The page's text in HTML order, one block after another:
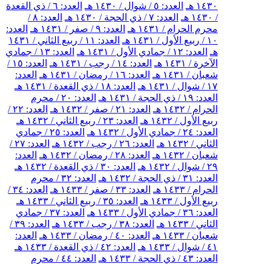
١٤٣٠ هـ
العدد: ٥ / شوال / ١٤٣٠ هـ
العدد: ٦ / ذي القعدة
/ ١٤٣٠ هـ
العدد: ٧ / ذي الحجة / ١٤٣٠ هـ
العدد: ٨ /
محرم الحرام / ١٤٣١ هـ
العدد: ٩ / صفر / ١٤٣١ هـ
العدد:
١٠ / ربيع الأول / ١٤٣١ هـ
العدد: ١١ / ربيع الثاني / ١٤٣١
هـ العدد: ١٢ / جمادي الأول / ١٤٣١ هـ
العدد: ١٣ / جمادي
الآخرة / ١٤٣١ هـ
العدد: ١٤ / رجب / ١٤٣١ هـ
العدد: ١٥ /
شعبان / ١٤٣١ هـ
العدد: ١٦ / رمضان / ١٤٣١ هـ
العدد:
١٧ / شوال / ١٤٣١ هـ
العدد: ١٨ / ذي القعدة / ١٤٣١ هـ
العدد: ١٩ / ذي الحجة / ١٤٣١ هـ
العدد: ٢٠ / محرم
الحرام / ١٤٣٢ هـ
العدد: ٢١ / صفر / ١٤٣٢ هـ
العدد: ٢٢ /
ربيع الأول / ١٤٣٢ هـ
العدد: ٢٣ / ربيع الثاني / ١٤٣٢ هـ
العدد: ٢٤ / جمادي الأول / ١٤٣٢ هـ
العدد: ٢٥ / جمادي
الثاني / ١٤٣٢ هـ
العدد: ٢٦ / رجب / ١٤٣٢ هـ
العدد: ٢٧ /
شعبان / ١٤٣٢ هـ
العدد: ٢٨ / رمضان / ١٤٣٢ هـ
العدد:
٢٩ / شوال / ١٤٣٢ هـ
العدد: ٣٠ / ذي القعدة / ١٤٣٢ هـ
العدد: ٣١ / ذي الحجة / ١٤٣٢ هـ
العدد: ٣٢ / محرم
الحرام / ١٤٣٣ هـ
العدد: ٣٣ / صفر / ١٤٣٣ هـ
العدد: ٣٤ /
ربيع الأول / ١٤٣٣ هـ
العدد: ٣٥ / ربيع الثاني / ١٤٣٣ هـ
العدد: ٣٦ / جمادي الأول / ١٤٣٣ هـ
العدد: ٣٧ / جمادي
الثاني / ١٤٣٣ هـ
العدد: ٣٨ / رجب / ١٤٣٣ هـ
العدد: ٣٩ /
شعبان / ١٤٣٣ هـ
العدد: ٤٠ / رمضان / ١٤٣٣ هـ
العدد:
٤١ / شوال / ١٤٣٣ هـ
العدد: ٤٢ / ذي القعدة / ١٤٣٣ هـ
العدد: ٤٣ / ذي الحجة / ١٤٣٣ هـ
العدد: ٤٤ / محرم